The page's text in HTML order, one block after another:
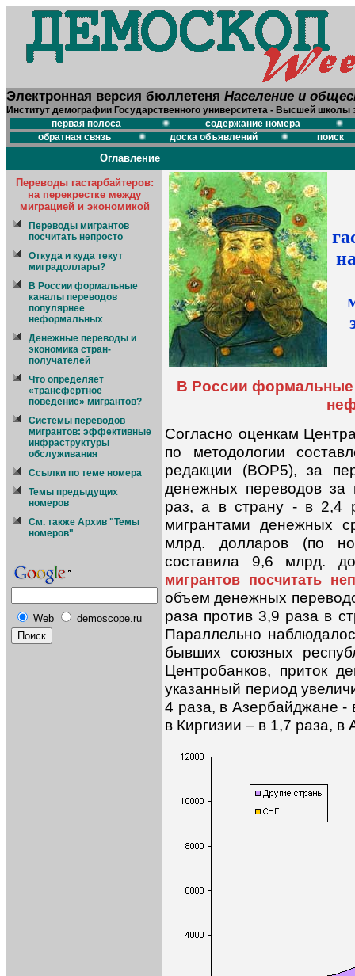
Электронная версия бюллетеня Население и
Институт демографии Государственного университета - Высшей школы
первая полоса
содержание номера
обратная связь
доска объявлений поиск
Оглавление
Переводы гастарбайтеров:
на перекрестке между
миграцией и экономикой
Переводы мигрантов
посчитать непросто
Откуда и куда текут
миградоллары?
В России формальные
каналы переводов
популярнее
неформальных
Денежные переводы и
экономика стран-
получателей
Что определяет
«трансфертное
поведение» мигрантов?
Системы переводов
мигрантов: эффективные
инфраструктуры
обслуживания
Ссылки по теме номера
Темы предыдущих
номеров
См. также Архив "Темы
номеров"
Web demoscope.ru
В России формальные
Согласно оценкам
по методологии
редакции (BOP5), за
денежных переводов за
раз, а в страну - в 2,4
мигрантами денежных
млрд. долларов (по
составила 9,6 млрд.
мигрантов посчитать
объем денежных
раза против 3,9 раза в
Параллельно
бывших союзных
Центробанков, приток
указанный период
4 раза, в Азербайджане -
в Киргизии – в 1,7 раза,